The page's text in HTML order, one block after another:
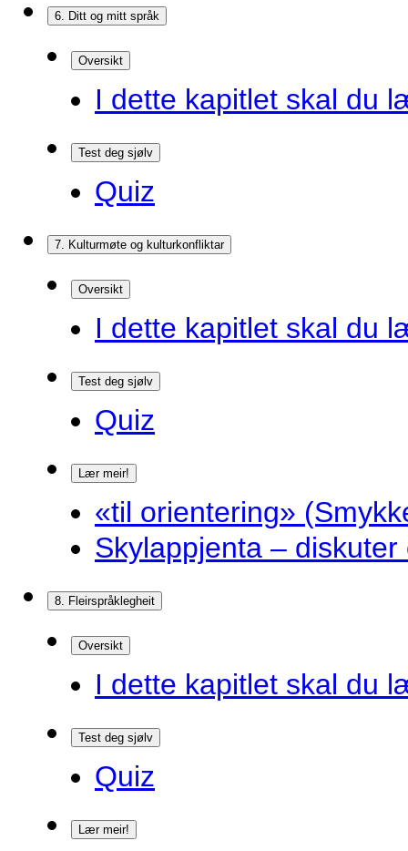
6. Ditt og mitt språk
Oversikt
I dette kapitlet skal du
Test deg sjølv
Quiz
7. Kulturmøte og kulturkonfliktar
Oversikt
I dette kapitlet skal du
Test deg sjølv
Quiz
Lær meir!
«til orientering»
Skylappjenta – diskuter
8. Fleirspråklegheit
Oversikt
I dette kapitlet skal du
Test deg sjølv
Quiz
Lær meir!